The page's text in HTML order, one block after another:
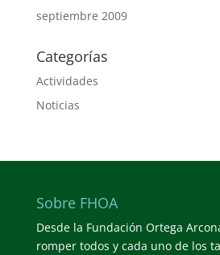
septiembre 2009
Categorías
Actividades
Noticias
Sobre FHOA
Desde la Fundación Ortega
romper todos y cada uno de los